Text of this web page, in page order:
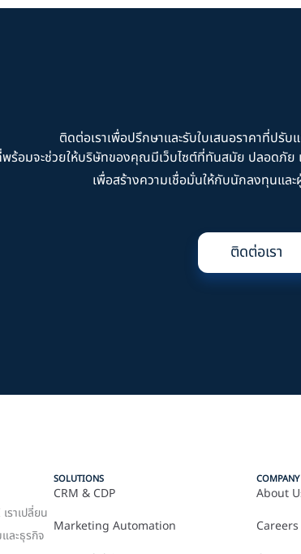
ติดต่อเราเพื่อปรึกษาและรับใบเสนอราคาที่ป
ร้อมจะช่วยให้บริษัทของคุณมีเว็บไซต์ที่ทันสมัย ปลอดภั
เพื่อสร้างความเชื่อมั่นให้กับนักลงทุนแล
ติดต่อเรา
าเปลี่ยน
ละธุรกิจ
SOLUTIONS
CRM & CDP
Marketing Automation
COMPANY
About
Careers